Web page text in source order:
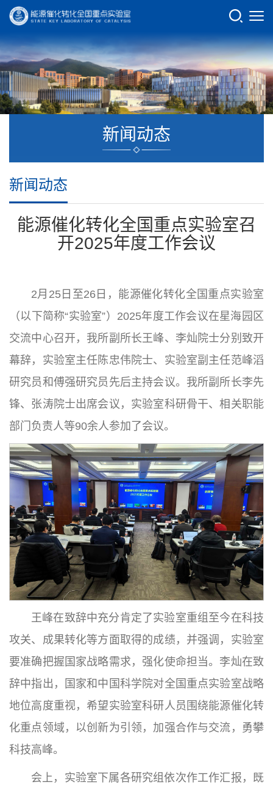
新闻动态
新闻动态
能源催化转化全国重点实验室召
开2025年度工作会议
2月25日至26日，能源催化转化全国重点实验室
（以下简称“实验室”）2025年度工作会议在星海园区
交流中心召开，我所副所长王峰、李灿院士分别致开
幕辞，实验室主任陈忠伟院士、实验室副主任范峰滔
研究员和傅强研究员先后主持会议。我所副所长李先
锋、张涛院士出席会议，实验室科研骨干、相关职能
部门负责人等90余人参加了会议。
王峰在致辞中充分肯定了实验室重组至今在科技
攻关、成果转化等方面取得的成绩，并强调，实验室
要准确把握国家战略需求，强化使命担当。李灿在致
辞中指出，国家和中国科学院对全国重点实验室战略
地位高度重视，希望实验室科研人员围绕能源催化转
化重点领域，以创新为引领，加强合作与交流，勇攀
科技高峰。
会上，实验室下属各研究组依次作工作汇报，既